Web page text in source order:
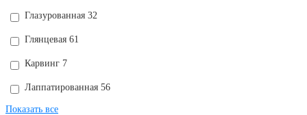
Глазурованная 32
Глянцевая 61
Карвинг 7
Лаппатированная 56
Показать все